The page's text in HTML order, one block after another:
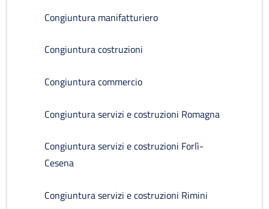
Congiuntura manifatturiero
Congiuntura costruzioni
Congiuntura commercio
Congiuntura servizi e costruzioni Romagna
Congiuntura servizi e costruzioni Forlì-
Cesena
Congiuntura servizi e costruzioni Rimini